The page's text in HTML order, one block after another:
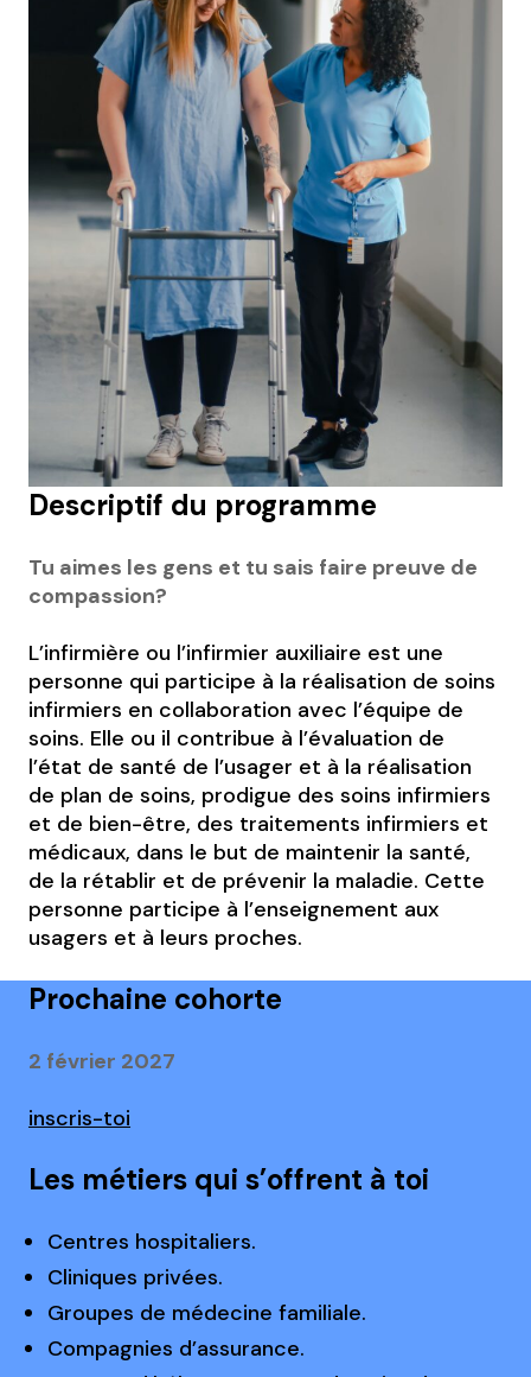
Descriptif du programme
Tu aimes les gens et tu sais faire preuve de
compassion?
L’infirmière ou l’infirmier auxiliaire est une
personne qui participe à la réalisation de soins
infirmiers en collaboration avec l’équipe de
soins. Elle ou il contribue à l’évaluation de
l’état de santé de l’usager et à la réalisation
de plan de soins, prodigue des soins infirmiers
et de bien-être, des traitements infirmiers et
médicaux, dans le but de maintenir la santé,
de la rétablir et de prévenir la maladie. Cette
personne participe à l’enseignement aux
usagers et à leurs proches.
Prochaine cohorte
2 février 2027
inscris-toi
Les métiers qui s’offrent à toi
Centres hospitaliers.
Cliniques privées.
Groupes de médecine familiale.
Compagnies d’assurance.